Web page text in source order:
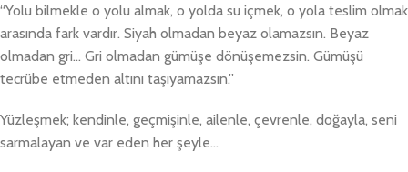
“Yolu bilmekle o yolu almak, o yolda su içmek, o yola teslim olmak
arasında fark vardır. Siyah olmadan beyaz olamazsın. Beyaz
olmadan gri… Gri olmadan gümüşe dönüşemezsin. Gümüşü
tecrübe etmeden altını taşıyamazsın.”
Yüzleşmek; kendinle, geçmişinle, ailenle, çevrenle, doğayla, seni
sarmalayan ve var eden her şeyle…